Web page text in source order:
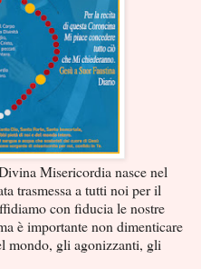
Misericordia nasce nel
trasmessa a tutti noi per il
con fiducia le nostre
è importante non dimenticare
mondo, gli agonizzanti, gli